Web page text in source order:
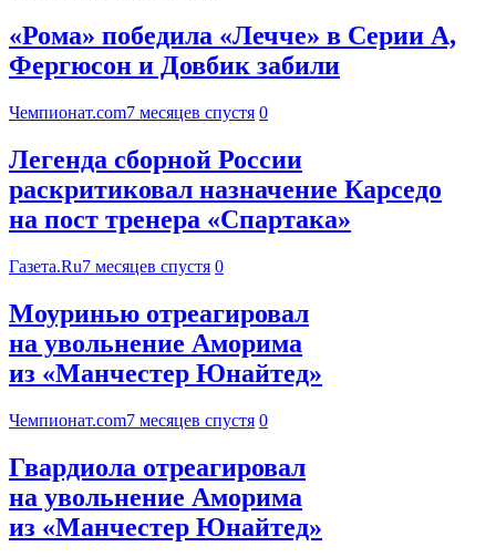
«Рома» победила «Лечче» в Серии А,
Фергюсон и Довбик забили
Чемпионат.com7 месяцев спустя 0
Легенда сборной России
раскритиковал назначение Карседо
на пост тренера «Спартака»
Газета.Ru7 месяцев спустя 0
Моуринью отреагировал
на увольнение Аморима
из «Манчестер Юнайтед»
Чемпионат.com7 месяцев спустя 0
Гвардиола отреагировал
на увольнение Аморима
из «Манчестер Юнайтед»